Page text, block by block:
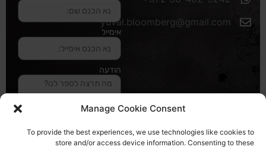
Manage Cookie Consent
To provide the best experiences, we use technologies like cookies to
store and/or access device information. Consenting to these
yuval.bloomberg@gmail.com
אימייל
הודעה
שליחה והטופס
בדרך אלינו